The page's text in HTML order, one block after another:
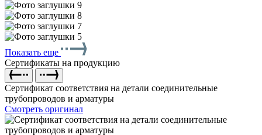
Показать еще
Сертификаты на продукцию
Сертификат соответствия на детали соединительные
трубопроводов и арматуры
Смотреть оригинал